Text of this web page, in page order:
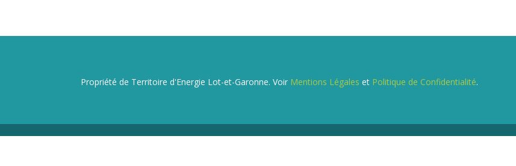
Propriété de Territoire d'Energie Lot-et-Garonne. Voir Mentions Légales et Politique de Confidentialité.